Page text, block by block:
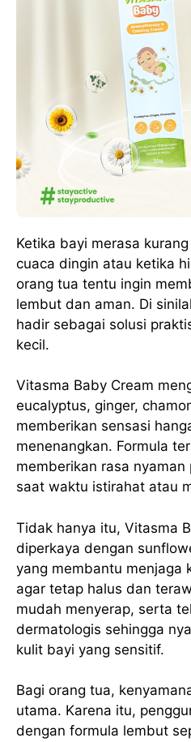
Ketika bayi merasa
cuaca dingin atau ketika
orang tua tentu ingin
lembut dan aman. Di
hadir sebagai solusi
kecil.
Vitasma Baby Cream
eucalyptus, ginger,
memberikan sensasi
menenangkan. Formula
memberikan rasa
saat waktu istirahat atau
Tidak hanya itu, Vitasma
diperkaya dengan
yang membantu menjaga
agar tetap halus dan
mudah menyerap, serta
dermatologis sehingga
kulit bayi yang sensitif.
Bagi orang tua,
utama. Karena itu,
dengan formula lembut